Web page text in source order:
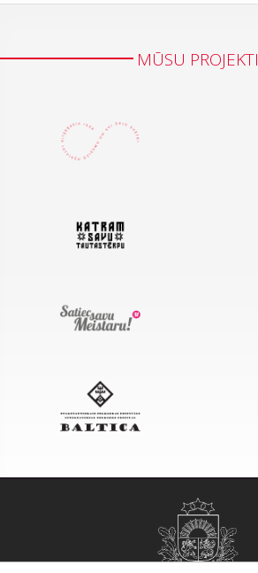
MŪSU PROJEKTI